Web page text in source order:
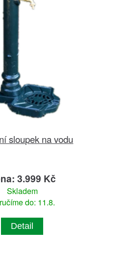
sloupek na vodu
3.999 Kč
Skladem
do: 11.8.
Detail